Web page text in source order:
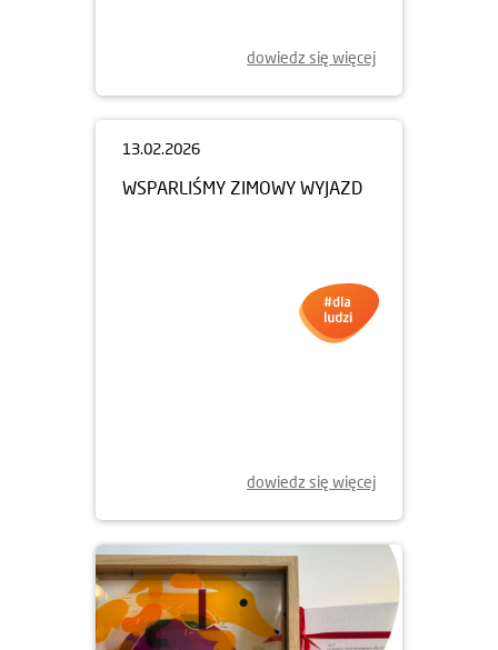
dowiedz się więcej
dowiedz się więcej